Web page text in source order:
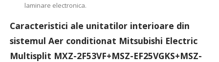
laminare electronica.
Caracteristici ale unitatilor interioare din
sistemul Aer conditionat Mitsubishi Electric
Multisplit MXZ-2F53VF+MSZ-EF25VGKS+MSZ-